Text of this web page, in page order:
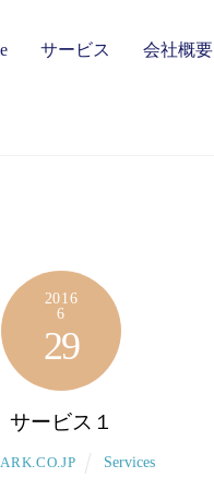
サービス 会社概要
2016
6
29
サービス１
Services